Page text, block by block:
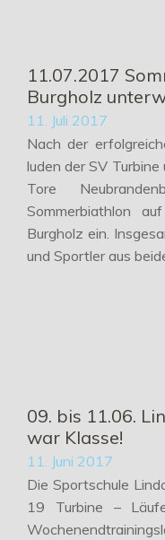
11.07.2017
Burgholz
11. Juli 2017
Nach der
luden der SV
Tore
Sommerbiathlon
Burgholz ein.
und Sportler aus
09. bis 11.06.
war Klasse!
11. Juni 2017
Die Sportschule
19 Turbine –